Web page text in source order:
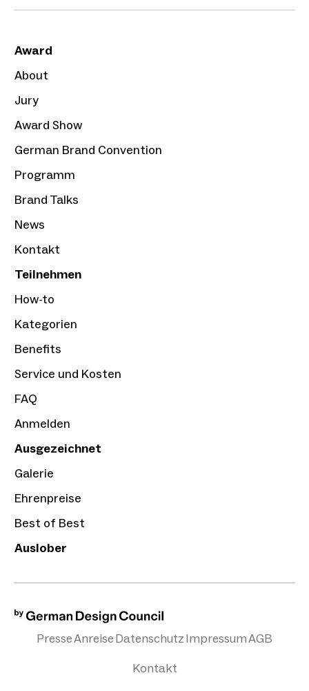
Award
About
Jury
Award Show
German Brand Convention
Programm
Brand Talks
News
Kontakt
Teilnehmen
How-to
Kategorien
Benefits
Service und Kosten
FAQ
Anmelden
Ausgezeichnet
Galerie
Ehrenpreise
Best of Best
Auslober
PresseAnreiseDatenschutzImpressumAGB
Kontakt